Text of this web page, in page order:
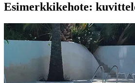
Esimerkkikehote: